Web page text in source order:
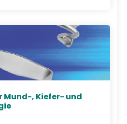
Mund-, Kiefer- und